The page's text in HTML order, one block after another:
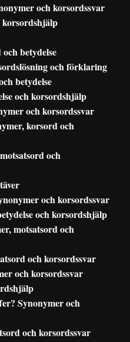
och korsordssvar
korsordshjälp
betydelse
och förklaring
betydelse
och korsordshjälp
och korsordssvar
korsord och
och
och korsordssvar
och korsordshjälp
motsatsord och
och korsordssvar
och korsordssvar
Synonymer och
och korsordssvar